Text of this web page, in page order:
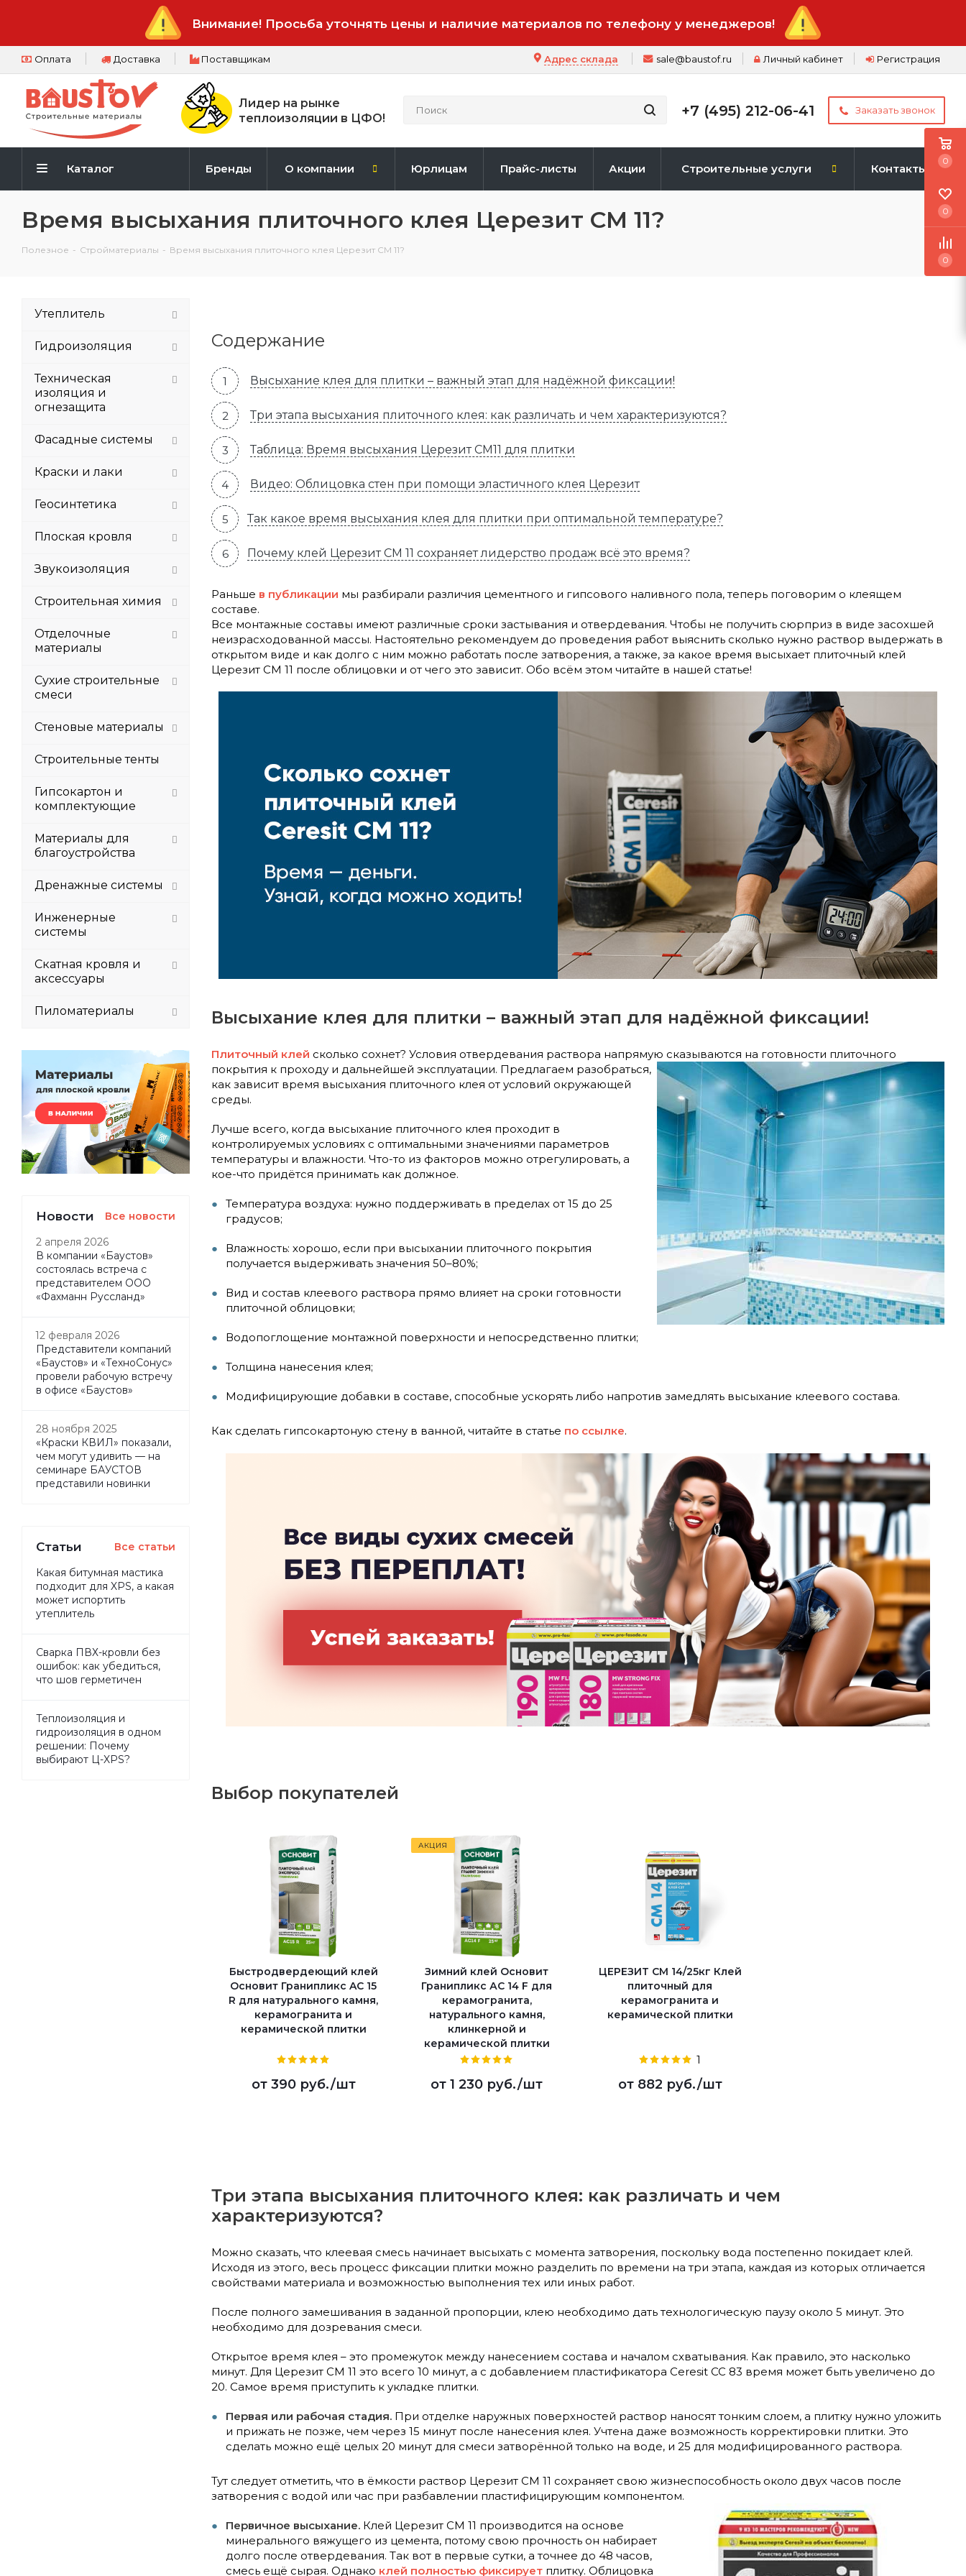
Внимание! Просьба уточнять цены и наличие материалов по телефону у менеджеров!
Оплата Доставка Поставщикам Регистрация
Личный кабинет
sale@baustof.ru
Адрес склада
Лидер на рынке
теплоизоляции в ЦФО!
+7 (495) 212-06-41 Заказать звонок
Каталог Бренды О компании Юрлицам Прайс-листы Акции Строительные услуги Контакты
Время высыхания плиточного клея Церезит CM 11?
Полезное - Стройматериалы - Время высыхания плиточного клея Церезит CM 11?
Содержание
Высыхание клея для плитки – важный этап для надёжной фиксации!
Три этапа высыхания плиточного клея: как различать и чем характеризуются?
Таблица: Время высыхания Церезит CM11 для плитки
Видео: Облицовка стен при помощи эластичного клея Церезит
Так какое время высыхания клея для плитки при оптимальной температуре?
Почему клей Церезит СМ 11 сохраняет лидерство продаж всё это время?
Раньше в публикации мы разбирали различия цементного и гипсового наливного пола, теперь поговорим о клеящем
составе.
Все монтажные составы имеют различные сроки застывания и отвердевания. Чтобы не получить сюрприз в виде засохшей
неизрасходованной массы. Настоятельно рекомендуем до проведения работ выяснить сколько нужно раствор выдержать в
открытом виде и как долго с ним можно работать после затворения, а также, за какое время высыхает плиточный клей
Церезит CM 11 после облицовки и от чего это зависит. Обо всём этом читайте в нашей статье!
Высыхание клея для плитки – важный этап для надёжной фиксации!
Плиточный клей сколько сохнет? Условия отвердевания раствора напрямую сказываются на готовности плиточного
покрытия к проходу и дальнейшей эксплуатации. Предлагаем разобраться,
как зависит время высыхания плиточного клея от условий окружающей
среды.
Лучше всего, когда высыхание плиточного клея проходит в
контролируемых условиях с оптимальными значениями параметров
температуры и влажности. Что-то из факторов можно отрегулировать, а
кое-что придётся принимать как должное.
Температура воздуха: нужно поддерживать в пределах от 15 до 25
градусов;
Влажность: хорошо, если при высыхании плиточного покрытия
получается выдерживать значения 50–80%;
Вид и состав клеевого раствора прямо влияет на сроки готовности
плиточной облицовки;
Водопоглощение монтажной поверхности и непосредственно плитки;
Толщина нанесения клея;
Модифицирующие добавки в составе, способные ускорять либо напротив замедлять высыхание клеевого состава.
Как сделать гипсокартоную стену в ванной, читайте в статье по ссылке.
Выбор покупателей
Быстродвердеющий клей
Основит Гранипликс AC 15
R для натурального камня,
керамогранита и
керамической плитки
от 390 руб./шт
АКЦИЯ
Зимний клей Основит
Гранипликс АС 14 F для
керамогранита,
натурального камня,
клинкерной и
керамической плитки
от 1 230 руб./шт
ЦЕРЕЗИТ CM 14/25кг Клей
плиточный для
керамогранита и
керамической плитки
1
от 882 руб./шт
Три этапа высыхания плиточного клея: как различать и чем
характеризуются?
Можно сказать, что клеевая смесь начинает высыхать с момента затворения, поскольку вода постепенно покидает клей.
Исходя из этого, весь процесс фиксации плитки можно разделить по времени на три этапа, каждая из которых отличается
свойствами материала и возможностью выполнения тех или иных работ.
После полного замешивания в заданной пропорции, клею необходимо дать технологическую паузу около 5 минут. Это
необходимо для дозревания смеси.
Открытое время клея – это промежуток между нанесением состава и началом схватывания. Как правило, это насколько
минут. Для Церезит СМ 11 это всего 10 минут, а с добавлением пластификатора Ceresit CC 83 время может быть увеличено до
20. Самое время приступить к укладке плитки.
Первая или рабочая стадия. При отделке наружных поверхностей раствор наносят тонким слоем, а плитку нужно уложить
и прижать не позже, чем через 15 минут после нанесения клея. Учтена даже возможность корректировки плитки. Это
сделать можно ещё целых 20 минут для смеси затворённой только на воде, и 25 для модифицированного раствора.
Тут следует отметить, что в ёмкости раствор Церезит СМ 11 сохраняет свою жизнеспособность около двух часов после
затворения с водой или час при разбавлении пластифицирующим компонентом.
Первичное высыхание. Клей Церезит СМ 11 производится на основе
минерального вяжущего из цемента, потому свою прочность он набирает
долго после отвердевания. Так вот в первые сутки, а точнее до 48 часов,
смесь ещё сырая. Однако клей полностью фиксирует плитку. Облицовка
Утеплитель
Гидроизоляция
Техническая
изоляция и
огнезащита
Фасадные системы
Краски и лаки
Геосинтетика
Плоская кровля
Звукоизоляция
Строительная химия
Отделочные
материалы
Сухие строительные
смеси
Стеновые материалы
Строительные тенты
Гипсокартон и
комплектующие
Материалы для
благоустройства
Дренажные системы
Инженерные
системы
Скатная кровля и
аксессуары
Пиломатериалы
Новости Все новости
2 апреля 2026
В компании «Баустов»
состоялась встреча с
представителем ООО
«Фахманн Руссланд»
12 февраля 2026
Представители компаний
«Баустов» и «ТехноСонус»
провели рабочую встречу
в офисе «Баустов»
28 ноября 2025
«Краски КВИЛ» показали,
чем могут удивить — на
семинаре БАУСТОВ
представили новинки
Статьи Все статьи
Какая битумная мастика
подходит для XPS, а какая
может испортить
утеплитель
Сварка ПВХ-кровли без
ошибок: как убедиться,
что шов герметичен
Теплоизоляция и
гидроизоляция в одном
решении: Почему
выбирают Ц-XPS?
0
0
0